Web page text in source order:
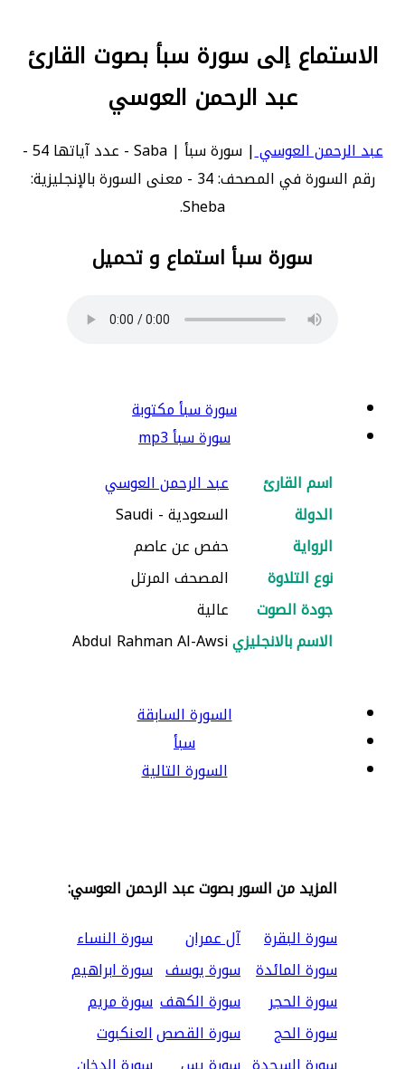
الاستماع إلى سورة سبأ بصوت القارئ
عبد الرحمن العوسي
عبد الرحمن العوسي
| سورة سبأ | Saba - عدد آياتها 54 -
رقم السورة في المصحف: 34 - معنى السورة بالإنجليزية:
Sheba.
سورة سبأ استماع و تحميل
سورة سبأ مكتوبة
سورة سبأ mp3
اسم القارئ
عبد الرحمن العوسي
الدولة
السعودية - Saudi
الرواية
حفص عن عاصم
نوع التلاوة
المصحف المرتل
جودة الصوت
عالية
الاسم بالانجليزيAbdul Rahman Al-Awsi
السورة السابقة
سبأ
السورة التالية
المزيد من السور بصوت عبد الرحمن العوسي:
سورة البقرة
آل عمران
سورة النساء
سورة المائدة سورة يوسف سورة ابراهيم
سورة الحجر
سورة الكهف سورة مريم
سورة الحج
سورة القصصالعنكبوت